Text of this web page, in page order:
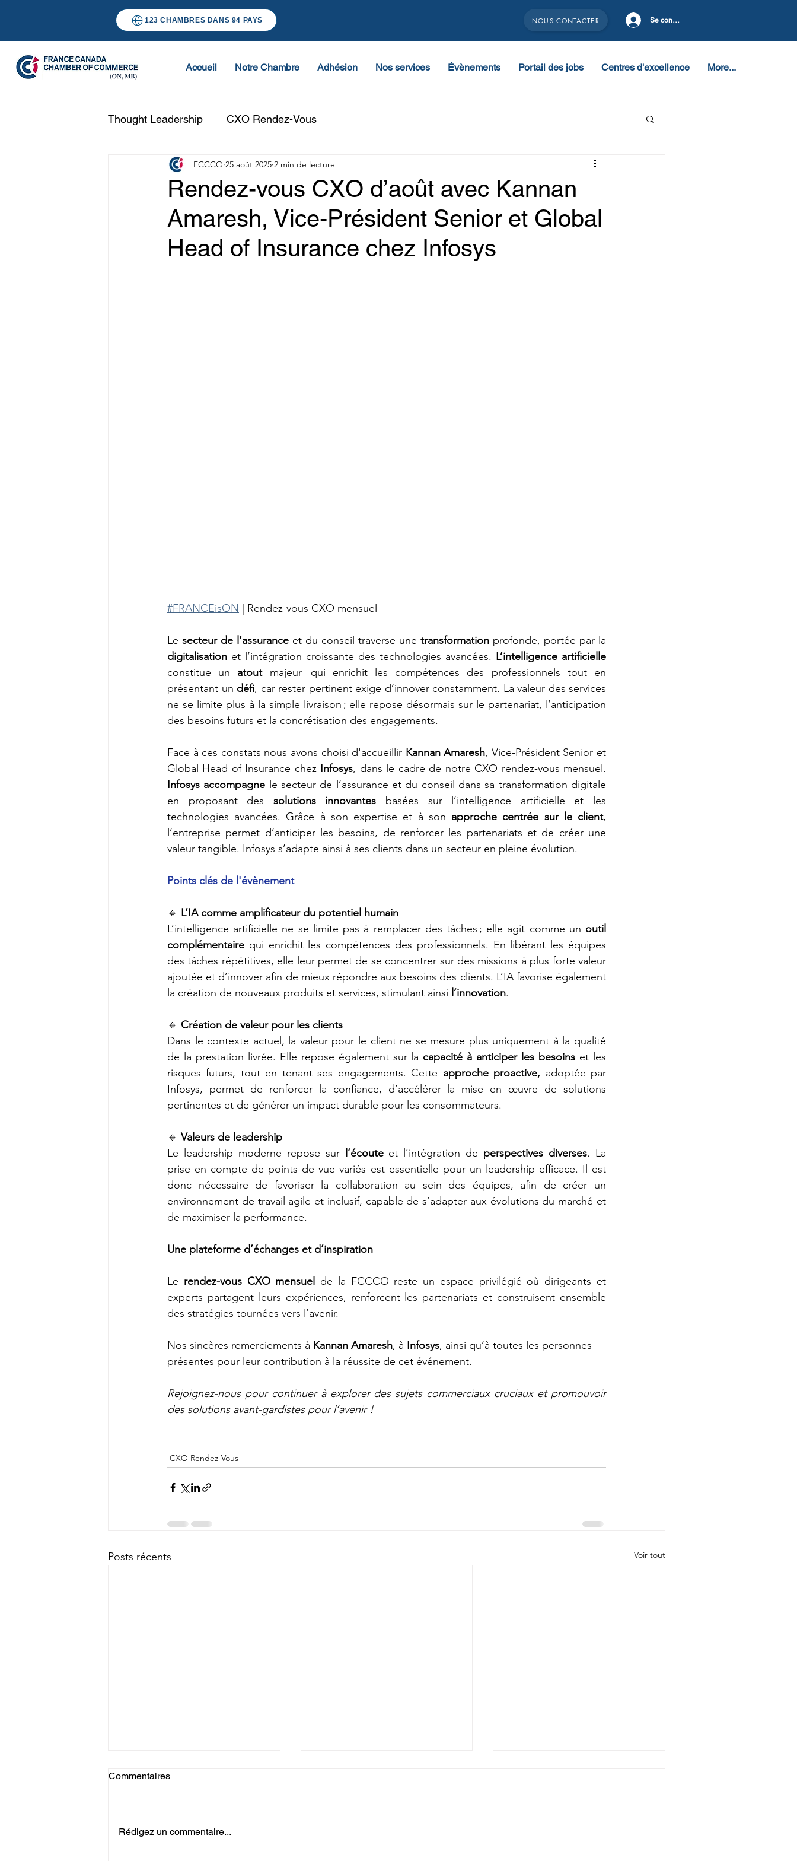
123 CHAMBRES DANS 94 PAYS NOUS CONTACTER Se connecter
Accueil Notre Chambre Adhésion Nos services Évènements Portail des jobs Centres d'excellence More...
Thought Leadership CXO Rendez-Vous
Rendez-vous CXO d’août avec Kannan
Amaresh, Vice-Président Senior et Global
Head of Insurance chez Infosys
FCCCO 25 août 2025 2 min de lecture
#FRANCEisON | Rendez-vous CXO mensuel
Le secteur de l’assurance et du conseil traverse une transformation
digitalisation et l’intégration croissante des technologies avancées. L’intelligence artificielle
constitue un atout majeur  qui enrichit les compétences des professionnels tout en
présentant un défi, car rester pertinent exige d’innover constamment. La valeur des services
ne se limite plus à la simple livraison ; elle repose désormais sur le partenariat, l’anticipation
des besoins futurs et la concrétisation des engagements.
Face à ces constats nous avons choisi d'accueillir Kannan Amaresh, Vice-Président Senior et
Global Head of Insurance chez Infosys
Infosys accompagne le secteur de l’assurance et du conseil dans sa transformation digitale
en proposant des solutions innovantes basées sur l’intelligence artificielle et les
technologies avancées. Grâce à son expertise et à son approche centrée sur le client,
l’entreprise permet d’anticiper les besoins, de renforcer les partenariats et de créer une
valeur tangible. Infosys s’adapte ainsi à ses clients dans un secteur en pleine évolution.
Points clés de l'évènement
🔹 L’IA comme amplificateur du potentiel humain
L’intelligence artificielle ne se limite pas à remplacer des tâches ; elle agit comme un outil
complémentaire qui enrichit les compétences des professionnels. En libérant les équipes
des tâches répétitives, elle leur permet de se concentrer sur des missions à plus forte valeur
ajoutée et d’innover afin de mieux répondre aux besoins des clients. L’IA favorise également
la création de nouveaux produits et services, stimulant ainsi l’innovation.
🔹 Création de valeur pour les clients
Dans le contexte actuel, la valeur pour le client ne se mesure plus uniquement à la qualité
de la prestation livrée. Elle repose également sur la capacité à anticiper les besoins et les
risques futurs, tout en tenant ses engagements. Cette approche proactive, adoptée par
Infosys, permet de renforcer la confiance, d’accélérer la mise en œuvre de solutions
pertinentes et de générer un impact durable pour les consommateurs.
🔹 Valeurs de leadership
Le leadership moderne repose sur
l’écoute et l’intégration de perspectives diverses. La
prise en compte de points de vue variés est essentielle pour un leadership efficace. Il est
donc nécessaire de favoriser la collaboration au sein des équipes, afin de créer un
environnement de travail agile et inclusif, capable de s’adapter aux évolutions du marché et
de maximiser la performance.
Une plateforme d’échanges et d’inspiration
Le rendez-vous CXO mensuel
de la FCCCO reste un espace privilégié où dirigeants et
experts partagent leurs expériences, renforcent les partenariats et construisent ensemble
des stratégies tournées vers l’avenir.
Nos sincères remerciements à Kannan Amaresh, à Infosys, ainsi qu’à toutes les personnes
présentes pour leur contribution à la réussite de cet événement.
Rejoignez-nous pour continuer à explorer des sujets commerciaux cruciaux et promouvoir
des solutions avant-gardistes pour l’avenir !
CXO Rendez-Vous
Posts récents Voir tout
Commentaires
Rédigez un commentaire...